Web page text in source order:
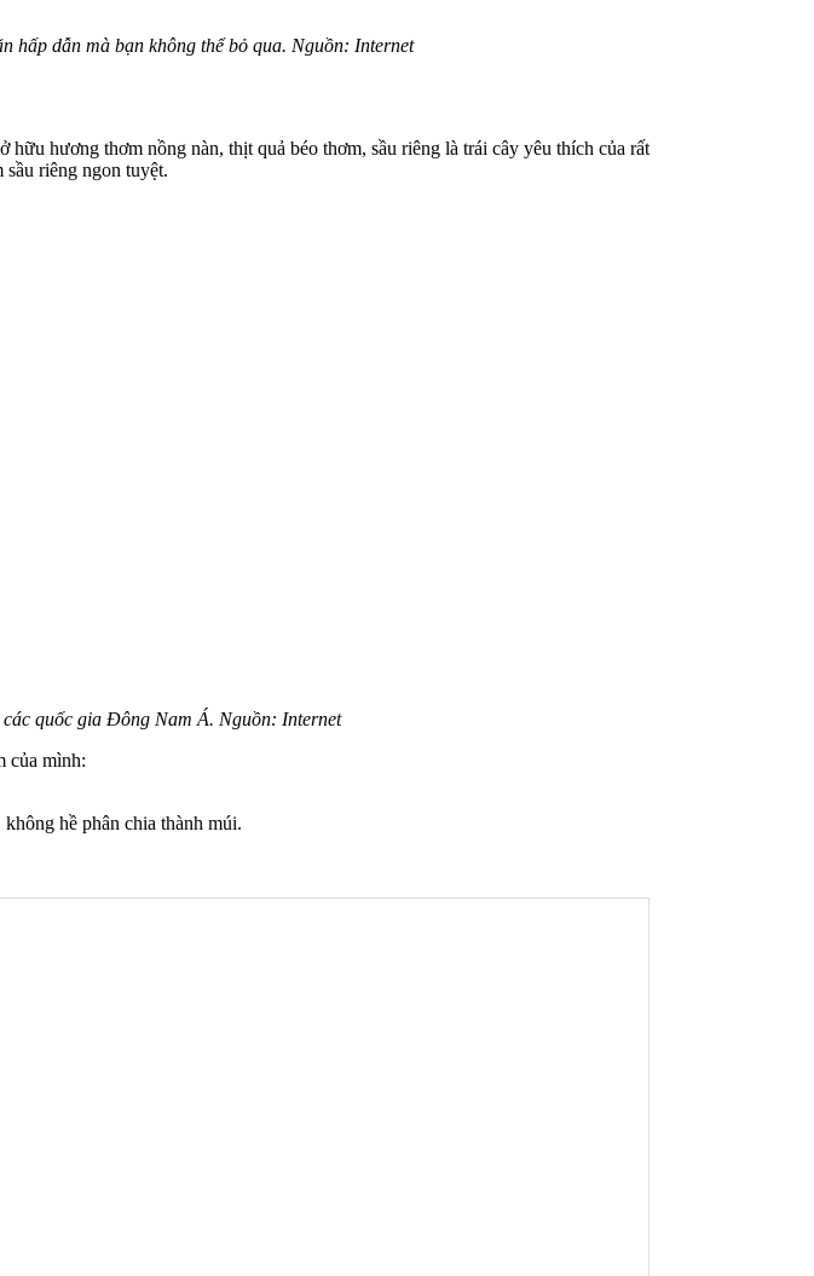
hấp dẫn mà bạn không thể bỏ qua. Nguồn: Internet
hương thơm nồng nàn, thịt quả béo thơm, sầu riêng là trái cây yêu thích của rất
riêng ngon tuyệt.
quốc gia Đông Nam Á. Nguồn: Internet
của mình:
hề phân chia thành múi.